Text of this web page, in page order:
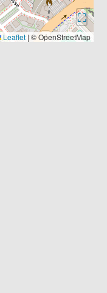
⛶
Leaflet | © OpenStreetMap